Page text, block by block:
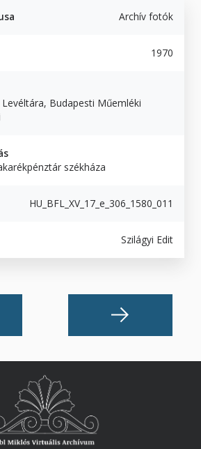
Archív fotók
1970
Budapesti Műemléki
székháza
HU_BFL_XV_17_e_306_1580_011
Szilágyi Edit